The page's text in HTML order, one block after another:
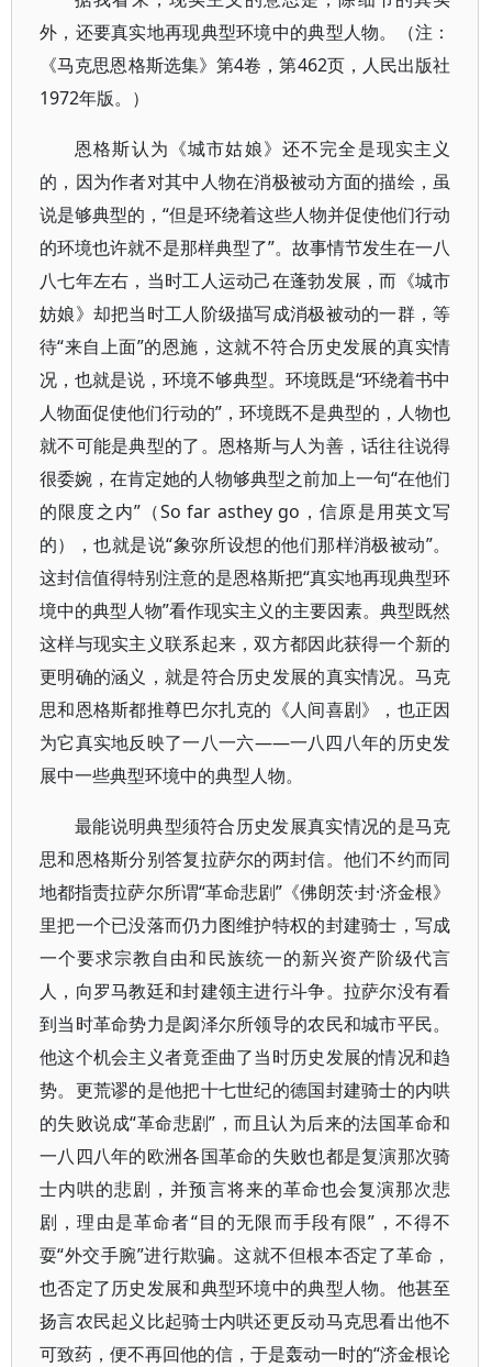
外，还要真实地再现典型环境中的典型人物。（注：
《马克思恩格斯选集》第4卷，第462页，人民出版社
1972年版。）
恩格斯认为《城市姑娘》还不完全是现实主义
的，因为作者对其中人物在消极被动方面的描绘，虽
说是够典型的，“但是环绕着这些人物并促使他们行动
的环境也许就不是那样典型了”。故事情节发生在一八
八七年左右，当时工人运动己在蓬勃发展，而《城市
妨娘》却把当时工人阶级描写成消极被动的一群，等
待“来自上面”的恩施，这就不符合历史发展的真实情
况，也就是说，环境不够典型。环境既是“环绕着书中
人物面促使他们行动的”，环境既不是典型的，人物也
就不可能是典型的了。恩格斯与人为善，话往往说得
很委婉，在肯定她的人物够典型之前加上一句“在他们
的限度之内”（So far asthey go，信原是用英文写
的），也就是说“象弥所设想的他们那样消极被动”。
这封信值得特别注意的是恩格斯把“真实地再现典型环
境中的典型人物”看作现实主义的主要因素。典型既然
这样与现实主义联系起来，双方都因此获得一个新的
更明确的涵义，就是符合历史发展的真实情况。马克
思和恩格斯都推尊巴尔扎克的《人间喜剧》，也正因
为它真实地反映了一八一六——一八四八年的历史发
展中一些典型环境中的典型人物。
最能说明典型须符合历史发展真实情况的是马克
思和恩格斯分别答复拉萨尔的两封信。他们不约而同
地都指责拉萨尔所谓“革命悲剧”《佛朗茨·封·济金根》
里把一个已没落而仍力图维护特权的封建骑士，写成
一个要求宗教自由和民族统一的新兴资产阶级代言
人，向罗马教廷和封建领主进行斗争。拉萨尔没有看
到当时革命势力是阂泽尔所领导的农民和城市平民。
他这个机会主义者竟歪曲了当时历史发展的情况和趋
势。更荒谬的是他把十七世纪的德国封建骑士的内哄
的失败说成“革命悲剧”，而且认为后来的法国革命和
一八四八年的欧洲各国革命的失败也都是复演那次骑
士内哄的悲剧，并预言将来的革命也会复演那次悲
剧，理由是革命者“目的无限而手段有限”，不得不
耍“外交手腕”进行欺骗。这就不但根本否定了革命，
也否定了历史发展和典型环境中的典型人物。他甚至
扬言农民起义比起骑士内哄还更反动马克思看出他不
可致药，便不再回他的信，于是轰动一时的“济金根论